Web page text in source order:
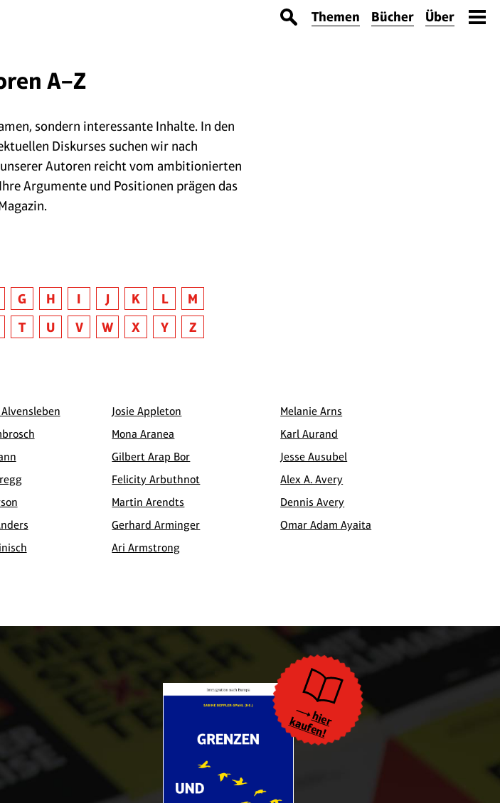
Themen Bücher Über
A–Z
sondern interessante Inhalte. In den
Diskurses suchen wir nach
Autoren reicht vom ambitionierten
Argumente und Positionen prägen das
G H I J K L
M
T U V W X Y Z
Josie Appleton
Mona Aranea
Gilbert Arap Bor
Felicity Arbuthnot
Martin Arendts
Gerhard Arminger
Ari Armstrong
Melanie Arns
Karl Aurand
Jesse Ausubel
Alex A. Avery
Dennis Avery
Omar Adam Ayaita
hier
kaufen!